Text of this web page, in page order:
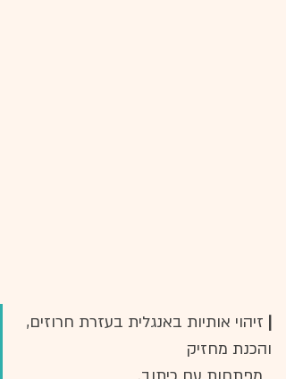
| זיהוי אותיות באנגלית בעזרת חרוזים,
והכנת מחזיק